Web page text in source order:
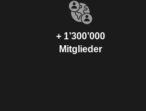
+ 1’300’000
Mitglieder